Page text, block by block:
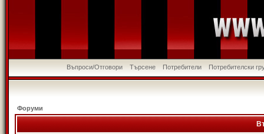
Въпроси/Отговори Търсене Потребители Потребителски
Форуми